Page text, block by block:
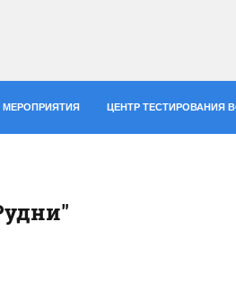
ЦЕНТР ТЕСТИРОВАНИЯ